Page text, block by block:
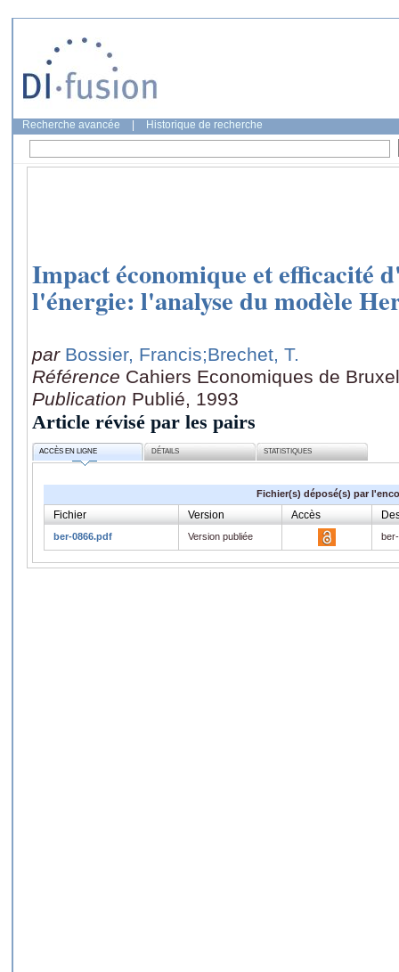
Recherche avancée Historique de recherche
Impact économique et efficacité
l'énergie: l'analyse du modèle
par Bossier, Francis;Brechet, T.
Référence Cahiers Economiques de
Publication Publié, 1993
Article révisé par les pairs
ACCÈS EN LIGNE DÉTAILS STATISTIQUES
Fichier(s) déposé(s) par
Fichier Version Accès
ber-0866.pdf Version publiée